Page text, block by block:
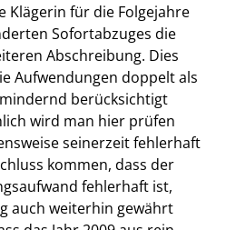
Klägerin für die Folgejahre
Sofortabzuges die
Abschreibung. Dies
Aufwendungen doppelt als
berücksichtigt
wird man hier prüfen
seinerzeit fehlerhaft
kommen, dass der
fehlerhaft ist,
auch weiterhin gewährt